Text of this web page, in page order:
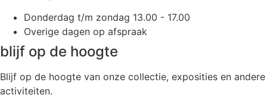
Donderdag t/m zondag 13.00 - 17.00
Overige dagen op afspraak
blijf op de hoogte
Blijf op de hoogte van onze collectie, exposities en andere
activiteiten.